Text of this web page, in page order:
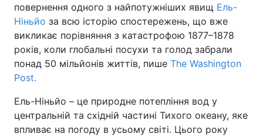
повернення одного з найпотужніших явищ Ель-
Ніньйо за всю історію спостережень, що вже
викликає порівняння з катастрофою 1877–1878
років, коли глобальні посухи та голод забрали
понад 50 мільйонів життів, пише The Washington
Post.
Ель-Ніньйо – це природне потепління вод у
центральній та східній частині Тихого океану, яке
впливає на погоду в усьому світі. Цього року